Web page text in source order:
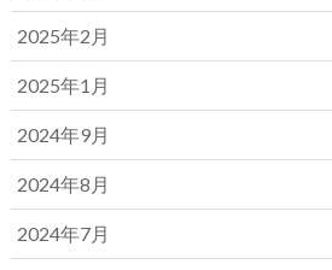
2025年2月
2025年1月
2024年9月
2024年8月
2024年7月